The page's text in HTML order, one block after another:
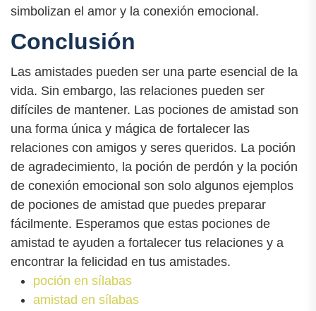
simbolizan el amor y la conexión emocional.
Conclusión
Las amistades pueden ser una parte esencial de la
vida. Sin embargo, las relaciones pueden ser
difíciles de mantener. Las pociones de amistad son
una forma única y mágica de fortalecer las
relaciones con amigos y seres queridos. La poción
de agradecimiento, la poción de perdón y la poción
de conexión emocional son solo algunos ejemplos
de pociones de amistad que puedes preparar
fácilmente. Esperamos que estas pociones de
amistad te ayuden a fortalecer tus relaciones y a
encontrar la felicidad en tus amistades.
poción en sílabas
amistad en sílabas